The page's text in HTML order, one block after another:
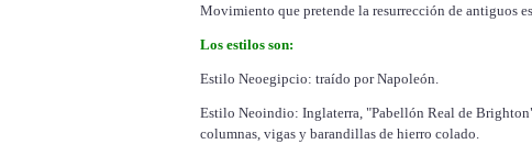
Movimiento que pretende la resurrección de antiguos
Los estilos son:
Estilo Neoegipcio: traído por Napoleón.
Estilo Neoindio: Inglaterra, "Pabellón Real de
columnas, vigas y barandillas de hierro colado.